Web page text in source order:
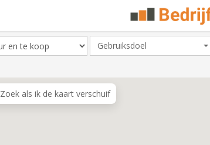
Gebruiksdoel
Zoek als ik de kaart verschuif